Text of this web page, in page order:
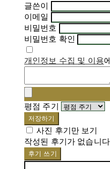
글쓴이
이메일
비밀번호
비밀번호 확인
개인정보 수집 및 이용
평점 주기
저장하기
사진 후기만 보기
작성된 후기가 없습니
후기 쓰기